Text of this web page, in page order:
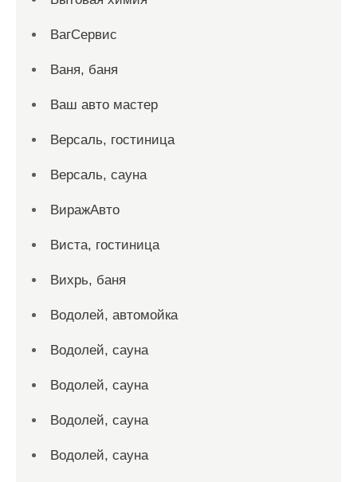
ВагСервис
Ваня, баня
Ваш авто мастер
Версаль, гостиница
Версаль, сауна
ВиражАвто
Виста, гостиница
Вихрь, баня
Водолей, автомойка
Водолей, сауна
Водолей, сауна
Водолей, сауна
Водолей, сауна